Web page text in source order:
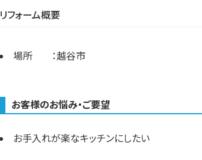
リフォーム概要
場所 ：越谷市
お客様のお悩み・ご要望
お手入れが楽なキッチンにしたい